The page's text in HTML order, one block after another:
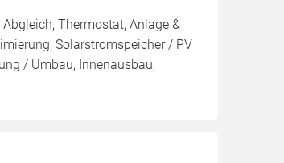
Thermostat, Anlage &
Solarstromspeicher / PV
/ Umbau, Innenausbau,